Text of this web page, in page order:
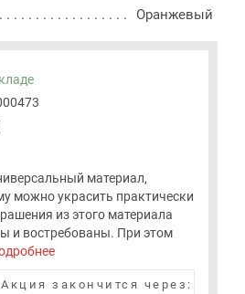
Оранжевый
материал,
можно украсить практически
из этого материала
и востребованы. При этом
Акция закончится через: